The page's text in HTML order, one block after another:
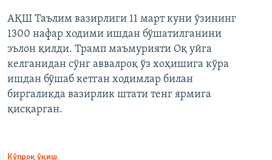
АҚШ Таълим вазирлиги 11 март куни ўзининг
1300 нафар ходими ишдан бўшатилганини
эълон қилди. Трамп маъмурияти Оқ уйга
келганидан сўнг аввалроқ ўз хоҳишига кўра
ишдан бўшаб кетган ходимлар билан
биргаликда вазирлик штати тенг ярмига
қисқарган.
Кўпроқ ўқиш